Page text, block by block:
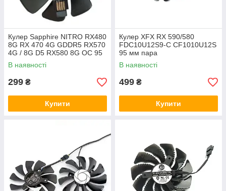
Кулер Sapphire NITRO RX480
8G RX 470 4G GDDR5 RX570
4G / 8G D5 RX580 8G OC 95
мм CF1015H12D DC12V
В наявності
299 ₴
Купити
Кулер XFX RX 590/580
FDC10U12S9-C CF1010U12S
95 мм пара
В наявності
499 ₴
Купити